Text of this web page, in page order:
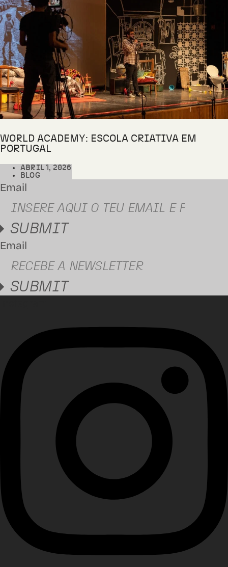
WORLD ACADEMY: ESCOLA CRIATIVA EM
PORTUGAL
ABRIL 1, 2026
BLOG
Email
SUBMIT
Email
SUBMIT